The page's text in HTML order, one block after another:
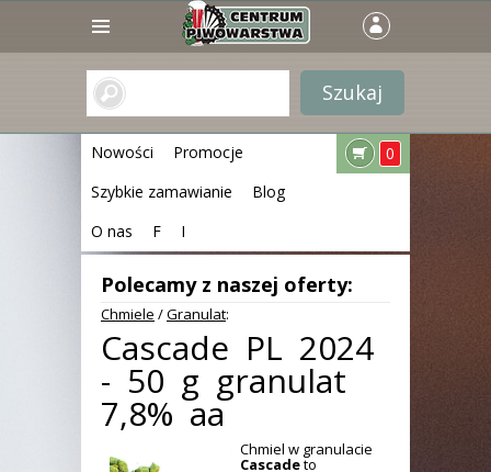
Nowości
Promocje
Szybkie zamawianie
Blog
O nas
F I
0
Polecamy z naszej oferty:
Chmiele /Granulat:
Cascade PL 2024
- 50 g granulat
7,8% aa
Chmiel w granulacie
Cascadeto